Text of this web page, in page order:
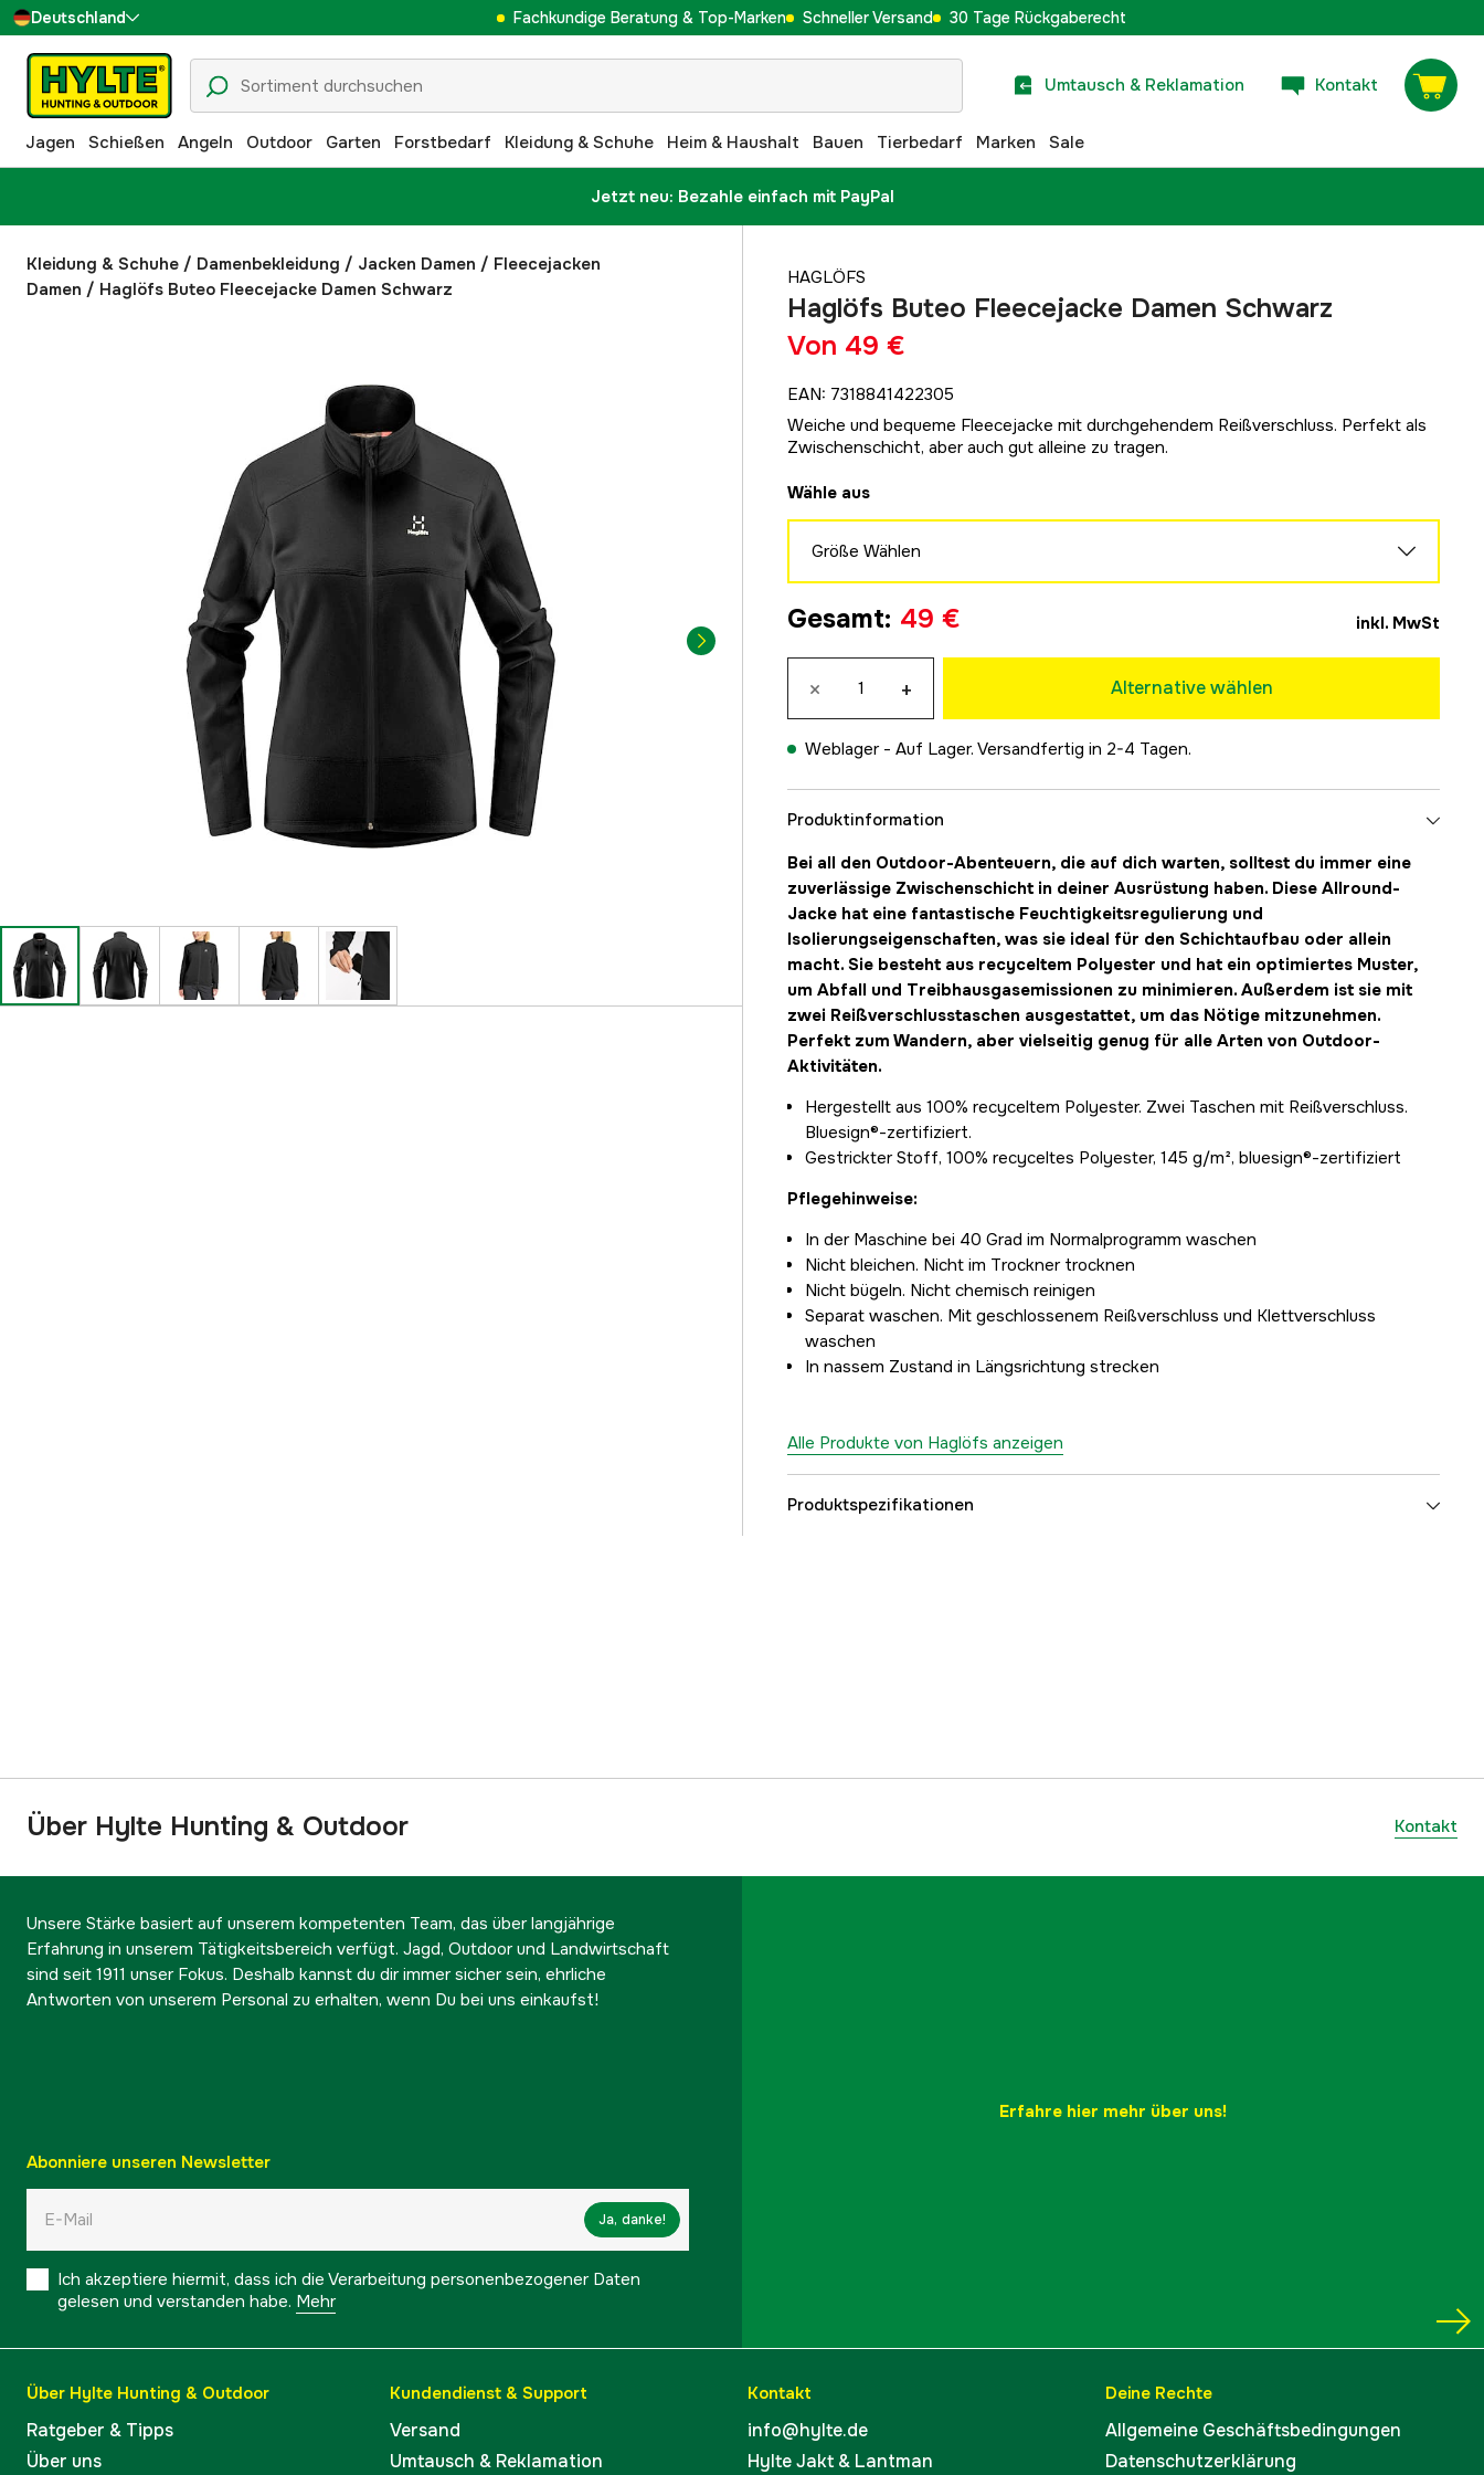
Deutschland
Sverige
Danmark
Suomi
Fachkundige Beratung & Top-Marken Schneller Versand 30 Tage Rückgaberecht
Umtausch & Reklamation Kontakt
Jagen Schießen Angeln Outdoor Garten Forstbedarf Kleidung & Schuhe Heim & Haushalt Bauen Tierbedarf Marken Sale
Jetzt neu: Bezahle einfach mit PayPal
Kleidung & Schuhe / Damenbekleidung / Jacken Damen / Fleecejacken
Damen / Haglöfs Buteo Fleecejacke Damen Schwarz
HAGLÖFS
Haglöfs Buteo Fleecejacke Damen Schwarz
Von 49 €
EAN: 7318841422305
Weiche und bequeme Fleecejacke mit durchgehendem Reißverschluss. Perfekt als
Zwischenschicht, aber auch gut alleine zu tragen.
Wähle aus
Größe Wählen
49 €
M
49 €
L
49 €
XL
49 €
49 €
Ausverkauft
Gesamt: 49 € inkl. MwSt
× + Alternative wählen
Weblager - Auf Lager. Versandfertig in 2-4 Tagen.
Produktinformation
Bei all den Outdoor-Abenteuern, die auf dich warten, solltest du immer eine
zuverlässige Zwischenschicht in deiner Ausrüstung haben. Diese Allround-
Jacke hat eine fantastische Feuchtigkeitsregulierung und
Isolierungseigenschaften, was sie ideal für den Schichtaufbau oder allein
macht. Sie besteht aus recyceltem Polyester und hat ein optimiertes Muster,
um Abfall und Treibhausgasemissionen zu minimieren. Außerdem ist sie mit
zwei Reißverschlusstaschen ausgestattet, um das Nötige mitzunehmen.
Perfekt zum Wandern, aber vielseitig genug für alle Arten von Outdoor-
Aktivitäten.
Hergestellt aus 100% recyceltem Polyester. Zwei Taschen mit Reißverschluss.
Bluesign®-zertifiziert.
Gestrickter Stoff, 100% recyceltes Polyester, 145 g/m², bluesign®-zertifiziert
Pflegehinweise:
In der Maschine bei 40 Grad im Normalprogramm waschen
Nicht bleichen. Nicht im Trockner trocknen
Nicht bügeln. Nicht chemisch reinigen
Separat waschen. Mit geschlossenem Reißverschluss und Klettverschluss
waschen
In nassem Zustand in Längsrichtung strecken
Alle Produkte von Haglöfs anzeigen
Produktspezifikationen
EAN 7318841422305
Über Hylte Hunting & Outdoor Kontakt
Unsere Stärke basiert auf unserem kompetenten Team, das über langjährige
Erfahrung in unserem Tätigkeitsbereich verfügt. Jagd, Outdoor und Landwirtschaft
sind seit 1911 unser Fokus. Deshalb kannst du dir immer sicher sein, ehrliche
Antworten von unserem Personal zu erhalten, wenn Du bei uns einkaufst!
Abonniere unseren Newsletter
Ja, danke!
Ich akzeptiere hiermit, dass ich die Verarbeitung personenbezogener Daten
gelesen und verstanden habe. Mehr
Erfahre hier mehr über uns!
Über Hylte Hunting & Outdoor
Ratgeber & Tipps
Über uns
Kundendienst & Support
Versand
Umtausch & Reklamation
Kontakt
info@hylte.de
Hylte Jakt & Lantman
Deine Rechte
Allgemeine Geschäftsbedingungen
Datenschutzerklärung